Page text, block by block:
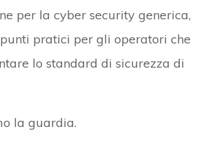
per la cyber security generica,
pratici per gli operatori che
lo standard di sicurezza di
la guardia.